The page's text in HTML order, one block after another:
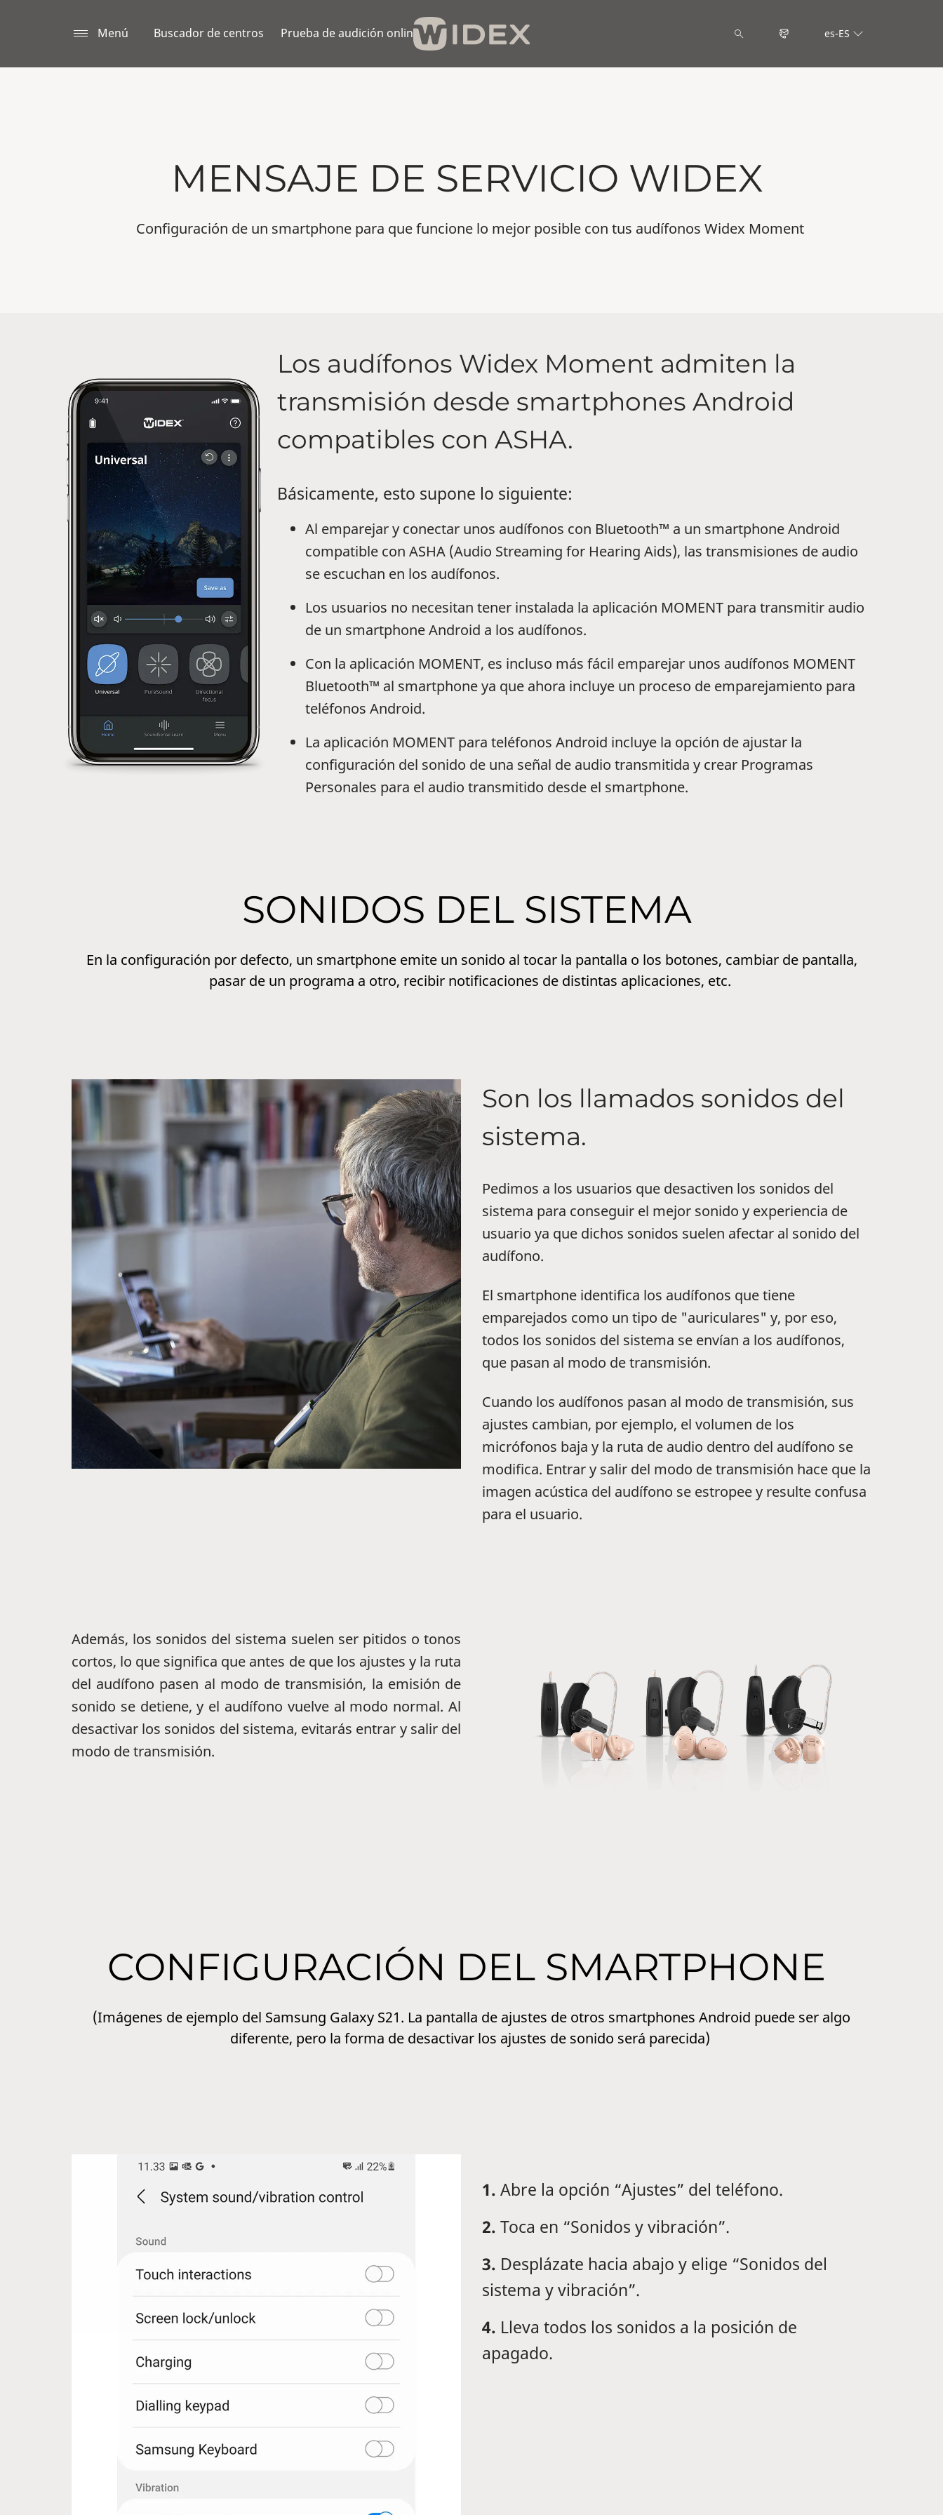
Menú Buscador de centros Prueba de audición online es-ES
MENSAJE DE SERVICIO WIDEX
Configuración de un smartphone para que funcione lo mejor posible con tus audífonos Widex Moment
Los audífonos Widex Moment admiten la
transmisión desde smartphones Android
compatibles con ASHA.
Básicamente, esto supone lo siguiente:
Al emparejar y conectar unos audífonos con Bluetooth™ a un smartphone Android
compatible con ASHA (Audio Streaming for Hearing Aids), las transmisiones de audio
se escuchan en los audífonos.
Los usuarios no necesitan tener instalada la aplicación MOMENT para transmitir audio
de un smartphone Android a los audífonos.
Con la aplicación MOMENT, es incluso más fácil emparejar unos audífonos MOMENT
Bluetooth™ al smartphone ya que ahora incluye un proceso de emparejamiento para
teléfonos Android.
La aplicación MOMENT para teléfonos Android incluye la opción de ajustar la
configuración del sonido de una señal de audio transmitida y crear Programas
Personales para el audio transmitido desde el smartphone.
SONIDOS DEL SISTEMA
En la configuración por defecto, un smartphone emite un sonido al tocar la pantalla o los botones, cambiar de pantalla,
pasar de un programa a otro, recibir notificaciones de distintas aplicaciones, etc.
Son los llamados sonidos del
sistema.
Pedimos a los usuarios que desactiven los sonidos del
sistema para conseguir el mejor sonido y experiencia de
usuario ya que dichos sonidos suelen afectar al sonido del
audífono.
El smartphone identifica los audífonos que tiene
emparejados como un tipo de "auriculares" y, por eso,
todos los sonidos del sistema se envían a los audífonos,
que pasan al modo de transmisión.
Cuando los audífonos pasan al modo de transmisión, sus
ajustes cambian, por ejemplo, el volumen de los
micrófonos baja y la ruta de audio dentro del audífono se
modifica. Entrar y salir del modo de transmisión hace que la
imagen acústica del audífono se estropee y resulte confusa
para el usuario.
Además, los sonidos del sistema suelen ser pitidos o tonos
cortos, lo que significa que antes de que los ajustes y la ruta
del audífono pasen al modo de transmisión, la emisión de
sonido se detiene, y el audífono vuelve al modo normal. Al
desactivar los sonidos del sistema, evitarás entrar y salir del
modo de transmisión.
CONFIGURACIÓN DEL SMARTPHONE
(Imágenes de ejemplo del Samsung Galaxy S21. La pantalla de ajustes de otros smartphones Android puede ser algo
diferente, pero la forma de desactivar los ajustes de sonido será parecida)
1. Abre la opción “Ajustes” del teléfono.
2. Toca en “Sonidos y vibración”.
3. Desplázate hacia abajo y elige “Sonidos del
sistema y vibración”.
4. Lleva todos los sonidos a la posición de
apagado.